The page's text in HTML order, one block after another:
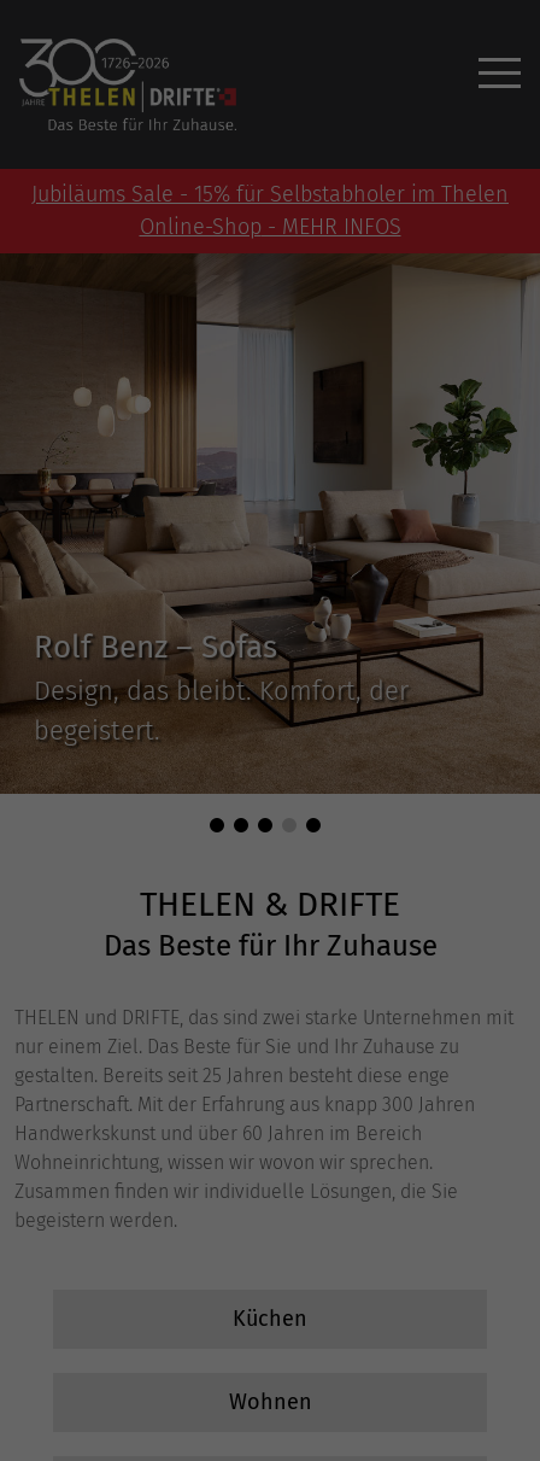
Jubiläums Sale - 15% für Selbstabholer im Thelen
Online-Shop - MEHR INFOS
Massgeschneiderte Küchen-
und Wohnkonzepte
So individuell wie Sie!
THELEN & DRIFTE
Das Beste für Ihr Zuhause
THELEN und DRIFTE, das sind zwei starke Unternehmen mit
nur einem Ziel. Das Beste für Sie und Ihr Zuhause zu
gestalten. Bereits seit 25 Jahren besteht diese enge
Partnerschaft. Mit der Erfahrung aus knapp 300 Jahren
Handwerkskunst und über 60 Jahren im Bereich
Wohneinrichtung, wissen wir wovon wir sprechen.
Zusammen finden wir individuelle Lösungen, die Sie
begeistern werden.
Küchen
Wohnen